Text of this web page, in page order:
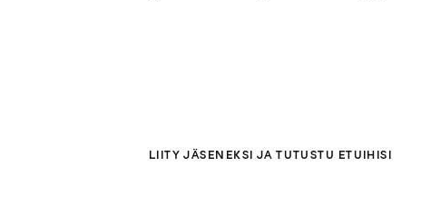
LIITY JÄSENEKSI JA TUTUSTU ETUIHISI